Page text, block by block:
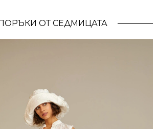
ОТ СЕДМИЦАТА